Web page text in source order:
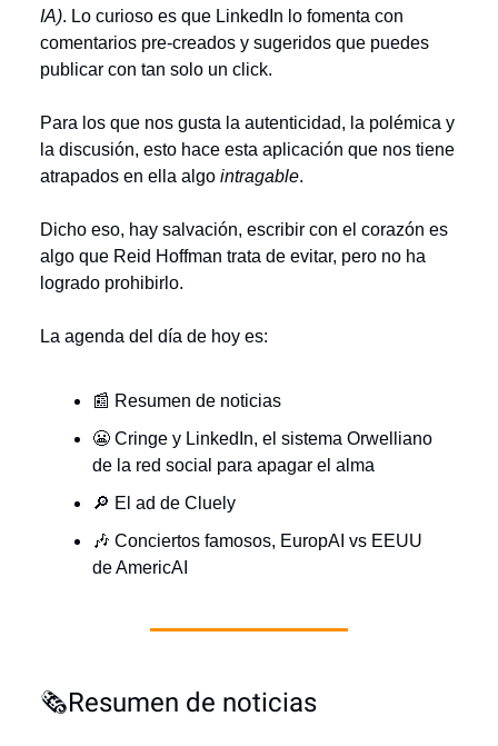
IA). Lo curioso es que LinkedIn lo fomenta con
comentarios pre-creados y sugeridos que puedes
publicar con tan solo un click.
Para los que nos gusta la autenticidad, la polémica y
la discusión, esto hace esta aplicación que nos tiene
atrapados en ella algo intragable.
Dicho eso, hay salvación, escribir con el corazón es
algo que Reid Hoffman trata de evitar, pero no ha
logrado prohibirlo.
La agenda del día de hoy es:
📰 Resumen de noticias
😬 Cringe y LinkedIn, el sistema Orwelliano
de la red social para apagar el alma
🔎 El ad de Cluely
🎶 Conciertos famosos, EuropAI vs EEUU
de AmericAI
🗞️Resumen de noticias